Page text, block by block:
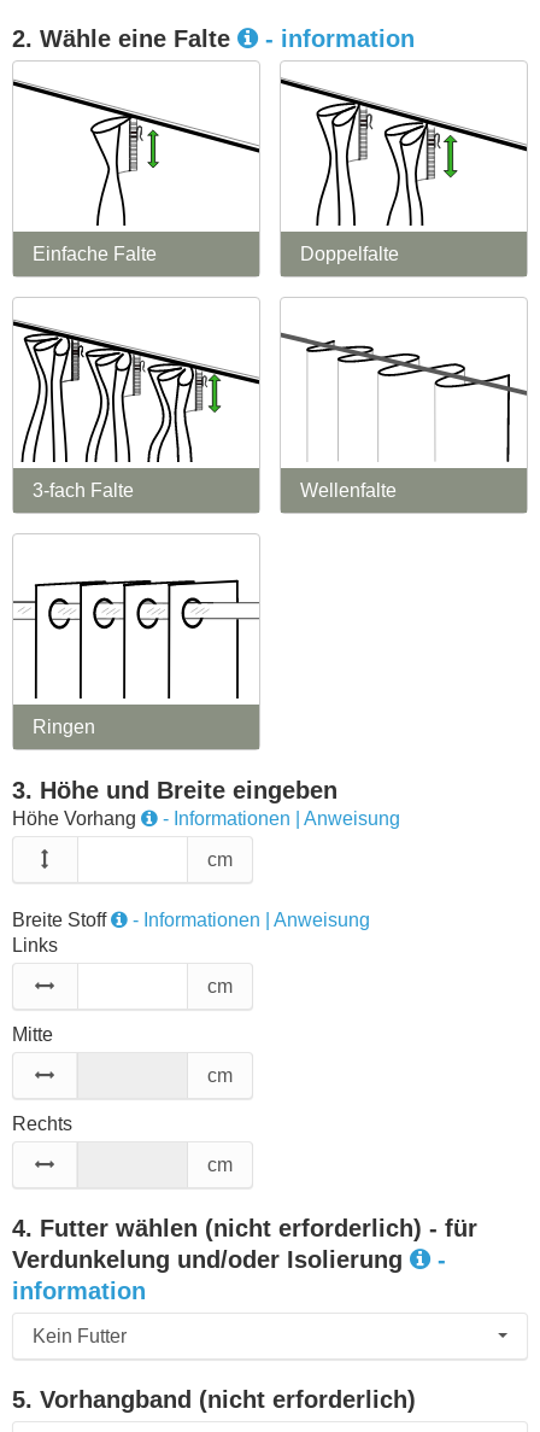
2. Wähle eine Falte - information
Einfache Falte Doppelfalte
3-fach Falte Wellenfalte
Ringen
3. Höhe und Breite eingeben
Höhe Vorhang
- Informationen | Anweisung
cm
Breite Stoff
- Informationen | Anweisung
Links
cm
Mitte
cm
Rechts
cm
4. Futter wählen (nicht erforderlich) - für
Verdunkelung und/oder Isolierung
-
information
Kein Futter
5. Vorhangband (nicht erforderlich)